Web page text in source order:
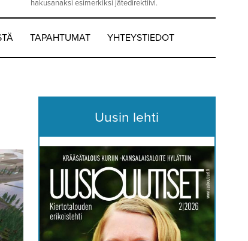
hakusanaksi esimerkiksi jätedirektiivi.
TAPAHTUMAT YHTEYSTIEDOT
Uusin lehti